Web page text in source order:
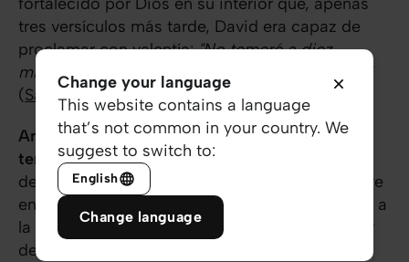
tres versículos más tarde, David era capaz de
proclamar con valentía:"No temeré a diez
millares de gente, que pusieren sitio contra mí"
(Salmo 3:6 )
Amigo/a, ¿cómo sería tu vida si no tuvieses
temor?¿Te la puedes imaginar? Ese es el tipo
de vida que Dios quiere que vivas: una vida libre
en Él, en la que los temores no pueden frenarte a
la hora de dar los pasos que Él te llama a dar, y
de cumplir el destino que Él ha preparado ya
Change your language
This website contains a language
that’s not common in your country. We
suggest to switch to:
English
Change language